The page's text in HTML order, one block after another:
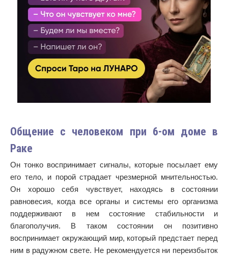
Общение с человеком при 6-ом доме в
Раке
Он тонко воспринимает сигналы, которые посылает ему
его тело, и порой страдает чрезмерной мнительностью.
Он хорошо себя чувствует, находясь в состоянии
равновесия, когда все органы и системы его организма
поддерживают в нем состояние стабильности и
благополучия. В таком состоянии он позитивно
воспринимает окружающий мир, который предстает перед
ним в радужном свете. Не рекомендуется ни переизбыток